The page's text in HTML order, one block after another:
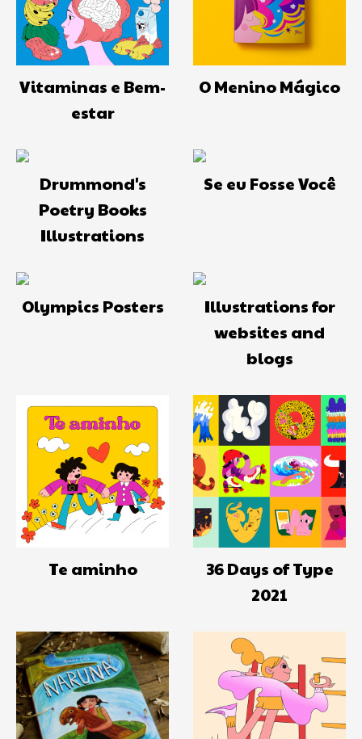
Vitaminas e Bem-
estar
O Menino Mágico
Drummond's
Poetry Books
Illustrations
Se eu Fosse Você
Olympics Posters
Illustrations for
websites and
blogs
Te aminho
36 Days of Type
2021